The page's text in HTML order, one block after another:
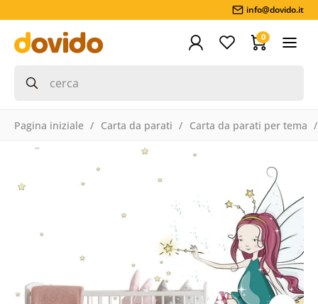
info@dovido.it
0
Pagina iniziale Carta da parati Carta da parati per tema